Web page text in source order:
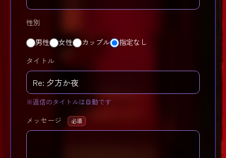
性別
男性 女性 カップル 指定なし
タイトル
※返信のタイトルは自動です
メッセージ 必須